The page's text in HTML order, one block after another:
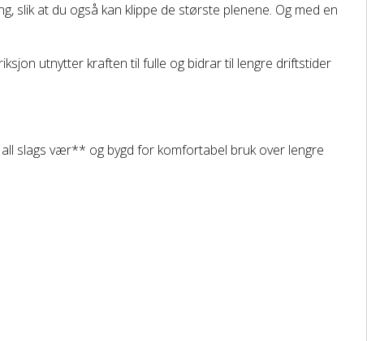
slik at du også kan klippe de største plenene. Og med en
utnytter kraften til fulle og bidrar til lengre driftstider
slags vær** og bygd for komfortabel bruk over lengre